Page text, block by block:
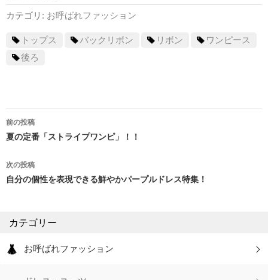
カテゴリ: お呼ばれファッション
トップス バックリボン リボン
ワンピース
後ろ
投
稿
ナ
ゲ
ー
前の投稿
夏の定番「ストライプワンピ」！！
次の投稿
自分の個性を表現できる鮮やかパープルドレス特集！
カテゴリー
お呼ばれファッション